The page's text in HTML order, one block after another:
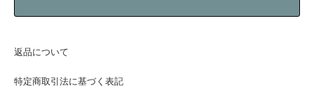
返品について
特定商取引法に基づく表記